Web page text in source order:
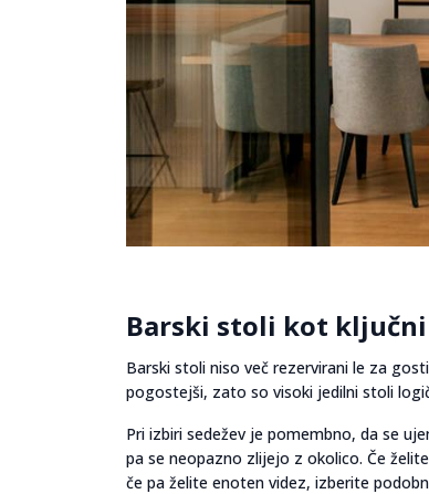
Barski stoli kot
Barski stoli niso več rezervirani le za
pogostejši, zato so visoki jedilni stoli
Pri izbiri sedežev je pomembno, da se
pa se neopazno zlijejo z okolico. Če
če pa želite enoten videz, izberite